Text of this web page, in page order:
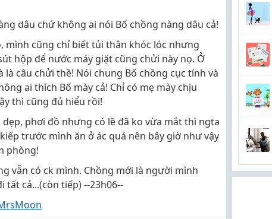
dâu chứ không ai nói Bố chồng nàng dâu cả!
mình cũng chỉ biết tủi thân khóc lóc nhưng
hộp để nước máy giặt cũng chửi này nọ. Ở
câu chửi thề! Nói chung Bố chồng cục tính và
ai thích Bố mày cả! Chỉ có mẹ mày chịu
thì cũng đủ hiểu rồi!
phơi đồ nhưng có lẽ đã ko vừa mắt thì ngta
trước mình ăn ở ác quá nên bây giờ như vậy
phòng!
vẫn có ck mình. Chồng mới là người mình
cả...(còn tiếp) --23h06--